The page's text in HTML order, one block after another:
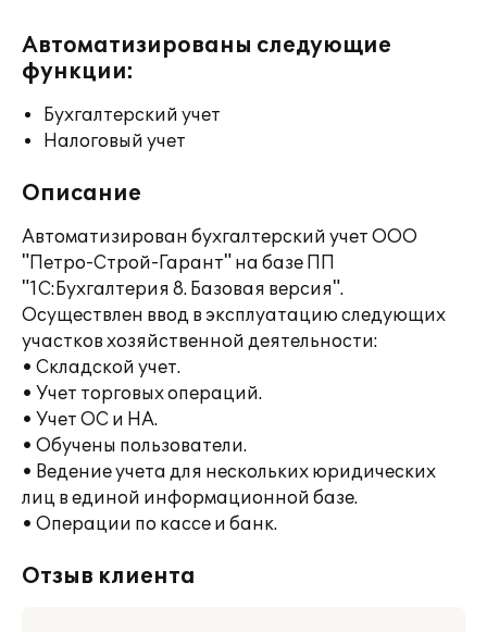
Автоматизированы следующие
функции:
Бухгалтерский учет
Налоговый учет
Описание
Автоматизирован бухгалтерский учет ООО
"Петро-Строй-Гарант" на базе ПП
"1С:Бухгалтерия 8. Базовая версия".
Осуществлен ввод в эксплуатацию следующих
участков хозяйственной деятельности:
• Складской учет.
• Учет торговых операций.
• Учет ОС и НА.
• Обучены пользователи.
• Ведение учета для нескольких юридических
лиц в единой информационной базе.
• Операции по кассе и банк.
Отзыв клиента